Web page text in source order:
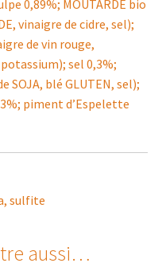
0,89%; MOUTARDE bio
vinaigre de cidre, sel);
de vin rouge,
sel 0,3%;
SOJA, blé GLUTEN, sel);
piment d’Espelette
sulfite
aussi…